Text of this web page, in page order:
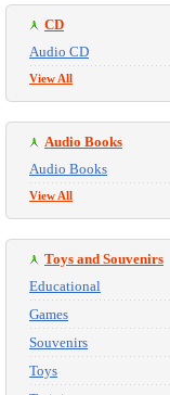
CD
Audio CD
View All
Audio Books
Audio Books
View All
Toys and Souvenirs
Educational
Games
Souvenirs
Toys